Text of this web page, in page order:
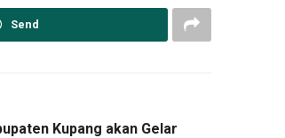
Send
Kupang akan Gelar